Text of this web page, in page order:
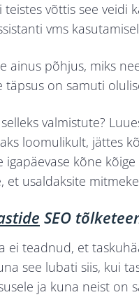
teistes võttis see veidi
vms
ainus põhjus, miks
täpsus on samuti
valmistute?
loomulikult, jättes
igapäevase kõne
et usaldaksite
SEO
ei teadnud, et
see lubati siis, kui
ja kuna neist on